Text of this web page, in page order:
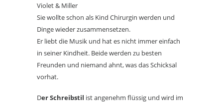
Violet & Miller
Sie wollte schon als Kind Chirurgin werden und
Dinge wieder zusammensetzen.
Er liebt die Musik und hat es nicht immer einfach
in seiner Kindheit. Beide werden zu besten
Freunden und niemand ahnt, was das Schicksal
vorhat.
Der Schreibstil ist angenehm flüssig und wird im